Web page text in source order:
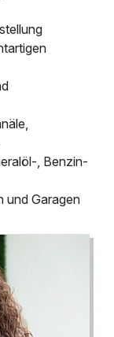
, Benzin-
und Garagen